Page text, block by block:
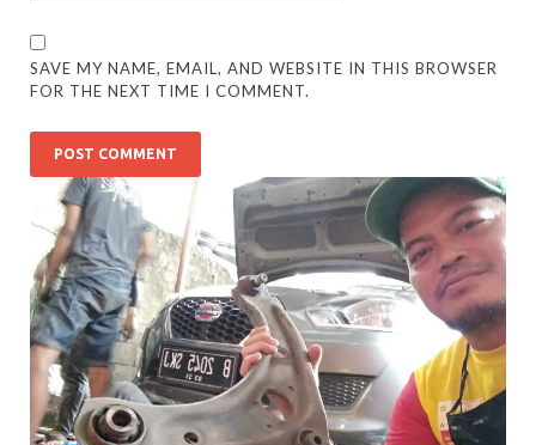
SAVE MY NAME, EMAIL, AND WEBSITE IN THIS BROWSER
FOR THE NEXT TIME I COMMENT.